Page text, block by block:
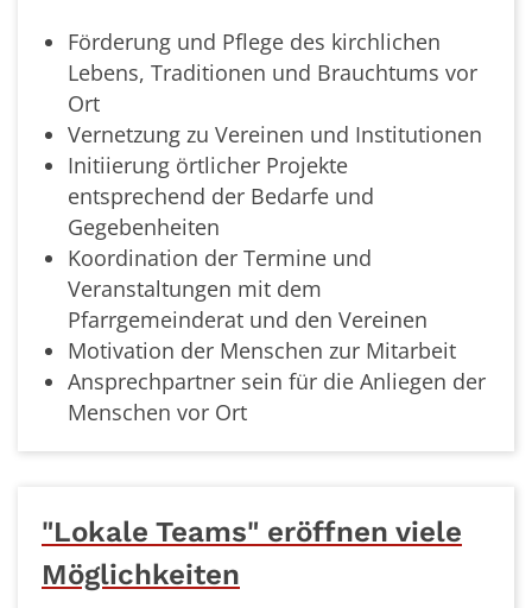
Förderung und Pflege des kirchlichen
Lebens, Traditionen und Brauchtums vor
Ort
Vernetzung zu Vereinen und Institutionen
Initiierung örtlicher Projekte
entsprechend der Bedarfe und
Gegebenheiten
Koordination der Termine und
Veranstaltungen mit dem
Pfarrgemeinderat und den Vereinen
Motivation der Menschen zur Mitarbeit
Ansprechpartner sein für die Anliegen der
Menschen vor Ort
"Lokale Teams" eröffnen viele
Möglichkeiten